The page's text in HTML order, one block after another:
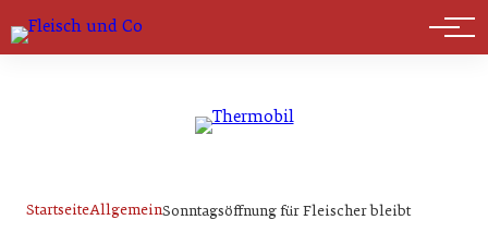
Marktführer
StartseiteAllgemeinSonntagsöffnung für Fleischer bleibt